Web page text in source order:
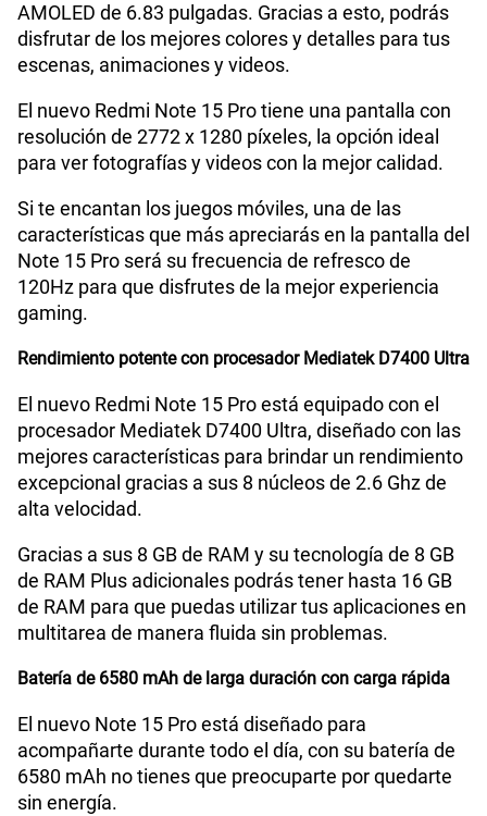
Lector de Huella
Dimensión 163.61 x 78.09 x 7.78 mm
VoLTE Si
VoWiFi
Compatibilidad con eSIM
AMOLED de 6.83 pulgadas. Gracias a esto, podrás
disfrutar de los mejores colores y detalles para tus
escenas, animaciones y videos.
El nuevo Redmi Note 15 Pro tiene una pantalla con
resolución de 2772 x 1280 píxeles, la opción ideal
para ver fotografías y videos con la mejor calidad.
Si te encantan los juegos móviles, una de las
características que más apreciarás en la pantalla del
Note 15 Pro será su frecuencia de refresco de
120Hz para que disfrutes de la mejor experiencia
gaming.
Rendimiento potente con procesador Mediatek D7400 Ultra
El nuevo Redmi Note 15 Pro está equipado con el
procesador Mediatek D7400 Ultra, diseñado con las
mejores características para brindar un rendimiento
excepcional gracias a sus 8 núcleos de 2.6 Ghz de
alta velocidad.
Gracias a sus 8 GB de RAM y su tecnología de 8 GB
de RAM Plus adicionales podrás tener hasta 16 GB
de RAM para que puedas utilizar tus aplicaciones en
multitarea de manera fluida sin problemas.
Batería de 6580 mAh de larga duración con carga rápida
El nuevo Note 15 Pro está diseñado para
acompañarte durante todo el día, con su batería de
6580 mAh no tienes que preocuparte por quedarte
sin energía.